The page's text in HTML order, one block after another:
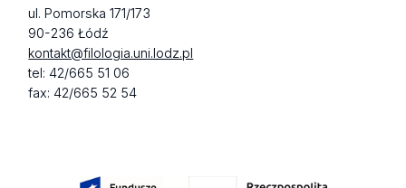
ul. Pomorska 171/173
90-236 Łódź
kontakt@filologia.uni.lodz.pl
tel: 42/665 51 06
fax: 42/665 52 54